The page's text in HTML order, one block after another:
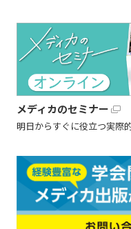
メディカのセミナー
明日からすぐに役立つ実際